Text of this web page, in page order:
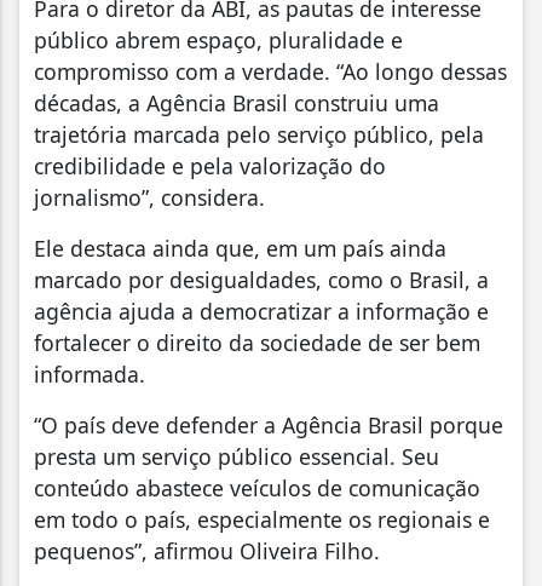
Para o diretor da ABI, as pautas de interesse
público abrem espaço, pluralidade e
compromisso com a verdade. “Ao longo dessas
décadas, a Agência Brasil construiu uma
trajetória marcada pelo serviço público, pela
credibilidade e pela valorização do
jornalismo”, considera.
Ele destaca ainda que, em um país ainda
marcado por desigualdades, como o Brasil, a
agência ajuda a democratizar a informação e
fortalecer o direito da sociedade de ser bem
informada.
“O país deve defender a Agência Brasil porque
presta um serviço público essencial. Seu
conteúdo abastece veículos de comunicação
em todo o país, especialmente os regionais e
pequenos”, afirmou Oliveira Filho.